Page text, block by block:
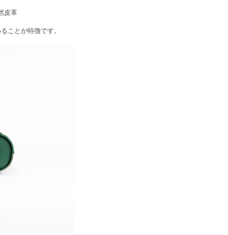
皮革
ことが特徴です。